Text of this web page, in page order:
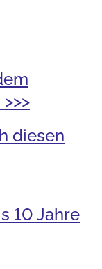
diesen
10 Jahre